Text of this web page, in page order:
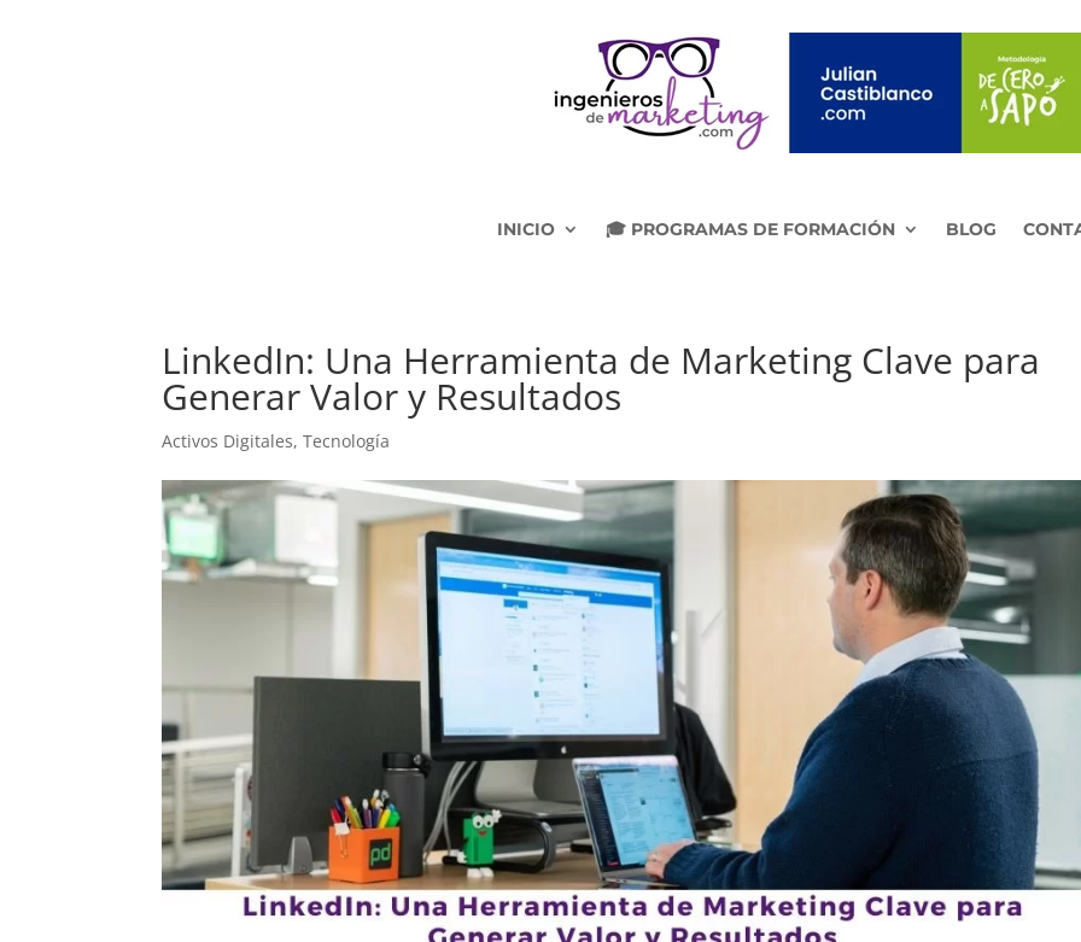
INICIO 🎓 PROGRAMAS DE FORMACIÓN BLOG
LinkedIn: Una Herramienta de Marketing Clave para
Generar Valor y Resultados
Activos Digitales,Tecnología